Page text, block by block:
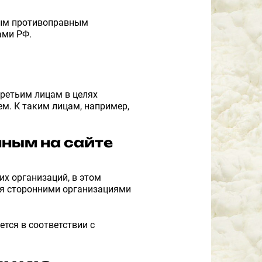
противоправным
РФ.
лицам в целях
К таким лицам, например,
на сайте
организаций, в этом
сторонними организациями
в соответствии с